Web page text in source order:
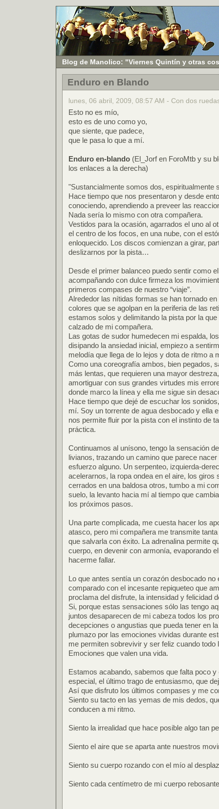
Blog de Manolico: "Viernes Quintín y otras
Enduro en Blando
lunes, 06 abril, 2009, 08:57 AM - Con dos
Esto no es mío,
esto es de uno como yo,
que siente, que padece,
que le pasa lo que a mí.
Enduro en-blando (El_Jorf en ForoMtb y su
los enlaces a la derecha)
"Sustancialmente somos dos, espiritualmente
Hace tiempo que nos presentaron y desde
conociendo, aprendiendo a preveer las
Nada sería lo mismo con otra compañera.
Vestidos para la ocasión, agarrados el uno al
el centro de los focos, en una nube, con el
enloquecido. Los discos comienzan a girar,
deslizarnos por la pista…
Desde el primer balanceo puedo sentir como
acompañando con dulce firmeza los
primeros compases de nuestro “viaje”.
Alrededor las nítidas formas se han tornado
colores que se agolpan en la periferia de las
estamos solos y delimitando la pista por la
calzado de mi compañera.
Las gotas de sudor humedecen mi espalda,
disipando la ansiedad inicial, empiezo a
melodía que llega de lo lejos y dota de ritmo a
Como una coreografía ambos, bien pegados,
más lentas, que requieren una mayor
amortiguar con sus grandes virtudes mis
donde marco la línea y ella me sigue sin
Hace tiempo que dejé de escuchar los
mí. Soy un torrente de agua desbocado y ella
nos permite fluir por la pista con el instinto de
práctica.
Continuamos al unísono, tengo la sensación
livianos, trazando un camino que parece
esfuerzo alguno. Un serpenteo, izquierda-
acelerarnos, la ropa ondea en el aire, los giros
cerrados en una baldosa otros, tumbo a mi
suelo, la levanto hacia mí al tiempo que
los próximos pasos.
Una parte complicada, me cuesta hacer los
atasco, pero mi compañera me transmite
que salvarla con éxito. La adrenalina permite
cuerpo, en devenir con armonía, evaporando
hacerme fallar.
Lo que antes sentía un corazón desbocado no
comparado con el incesante repiqueteo que
proclama del disfrute, la intensidad y felicidad
Si, porque estas sensaciones sólo las tengo
juntos desaparecen de mi cabeza todos los
decepciones o angustias que pueda tener en
plumazo por las emociones vividas durante
me permiten sobrevivir y ser feliz cuando todo
Emociones que valen una vida.
Estamos acabando, sabemos que falta poco
especial, el último trago de entusiasmo, que
Así que disfruto los últimos compases y me
Siento su tacto en las yemas de mis dedos,
conducen a mi ritmo.
Siento la irrealidad que hace posible algo tan
Siento el aire que se aparta ante nuestros
Siento su cuerpo rozando con el mío al
Siento cada centímetro de mi cuerpo